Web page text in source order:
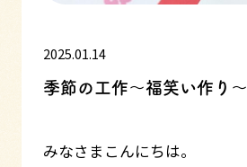
2025.01.14
季節の工作～福笑い作り～
みなさまこんにちは。